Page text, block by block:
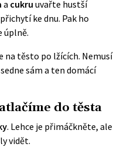
a cukru uvařte hustší
ke dnu. Pak ho
úplně.
na těsto po lžících. Nemusí
sám a ten domácí
do těsta
. Lehce je přimáčkněte, ale
vidět.